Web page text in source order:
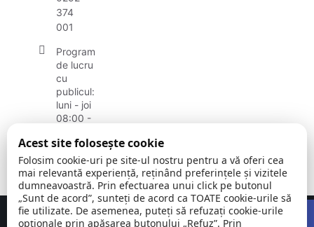
374
001
Program
de lucru
cu
publicul:
luni - joi
08:00 -
vineri:
08:00 -
14:00
Concept realizat deBig Media Relații Publice SRL
Acest site folosește cookie
Folosim cookie-uri pe site-ul nostru pentru a vă oferi cea
mai relevantă experiență, reținând preferințele și vizitele
dumneavoastră. Prin efectuarea unui click pe butonul
„Sunt de acord”, sunteți de acord ca TOATE cookie-urile să
fie utilizate. De asemenea, puteți să refuzați cookie-urile
opționale prin apăsarea butonului „Refuz”. Prin